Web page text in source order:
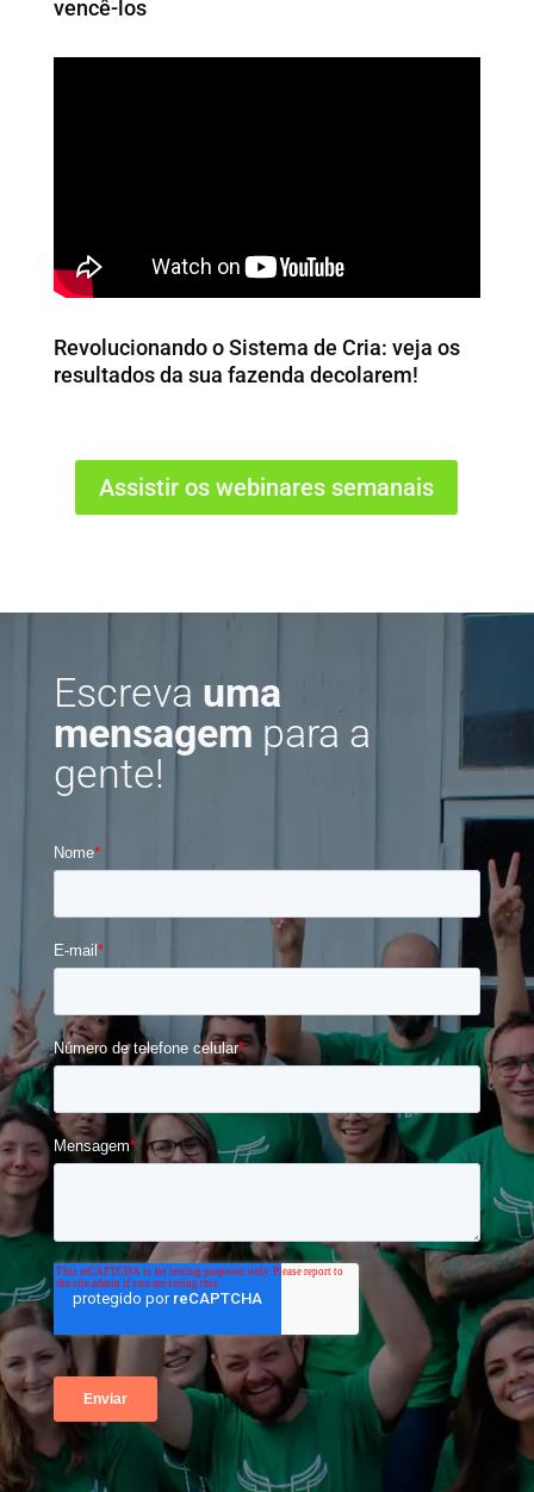
vencê-los
Revolucionando o Sistema de Cria: veja os
resultados da sua fazenda decolarem!
Assistir os webinares semanais
Escreva uma
mensagem para a
gente!